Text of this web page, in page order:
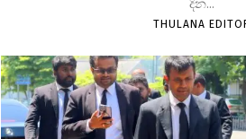
දින...
THULANA